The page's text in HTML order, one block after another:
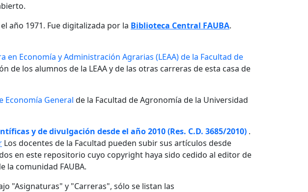
año 1971. Fue digitalizada por la Biblioteca Central FAUBA.
en Economía y Administración Agrarias (LEAA) de la Facultad de
de los alumnos de la LEAA y de las otras carreras de esta casa de
Economía General de la Facultad de Agronomía de la Universidad
y de divulgación desde el año 2010 (Res. C.D. 3685/2010) .
Los docentes de la Facultad pueden subir sus artículos desde
en este repositorio cuyo copyright haya sido cedido al editor de
la comunidad FAUBA.
"Asignaturas" y "Carreras", sólo se listan las